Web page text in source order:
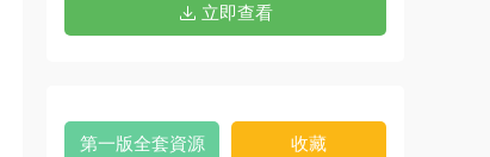
立即查看
第一版全套資源 收藏